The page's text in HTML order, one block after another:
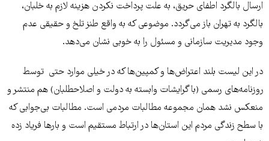
ارسال بالگرد اطفای حریق، به علت پرداخت نکردن هزینه لازم به خلبان،
بالگرد به تهران باز می‌گردد. موضوعی که به واقع طنز تلخ و حقیقی عدم
وجود مدیریت سازمانی و مسئول را به خوبی نشان می‌دهد.
در این لیست بلند اعتراض‌ها و کمپین‌ها که در خیلی موارد حتی توسط
روزنامه‌های رسمی (با گرایشات وابسته به دولت و اصلاحطلبان) هم منتشر و
منعکس نشد همان مجموعه مطالبات مردمی‌ است. مطالبات بی‌جوابی که
با سطح زندگی مردم این استان‌ها در ارتباط مستقیم است و بارها فریاد زده